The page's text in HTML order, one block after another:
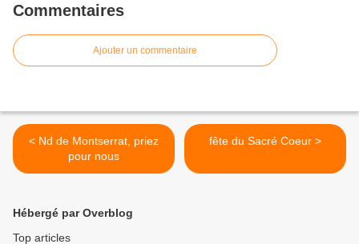
Commentaires
Ajouter un commentaire
< Nd de Montserrat, priez
pour nous
fête du Sacré Coeur >
Hébergé par Overblog
Top articles